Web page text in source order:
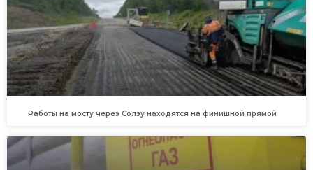
Работы на мосту через Солзу находятся на финишной прямой